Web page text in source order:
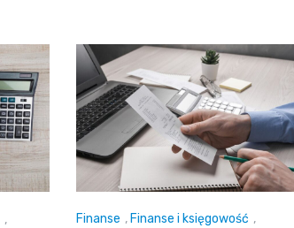
,
Finanse , Finanse i księgowość ,